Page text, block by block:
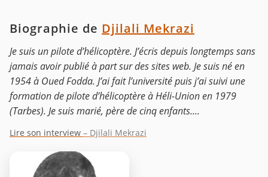
Biographie de Djilali Mekrazi
Je suis un pilote d’hélicoptère. J’écris depuis longtemps sans
jamais avoir publié à part sur des sites web. Je suis né en
1954 à Oued Fodda. J’ai fait l’université puis j’ai suivi une
formation de pilote d’hélicoptère à Héli-Union en 1979
(Tarbes). Je suis marié, père de cinq enfants....
Lire son interview – Djilali Mekrazi